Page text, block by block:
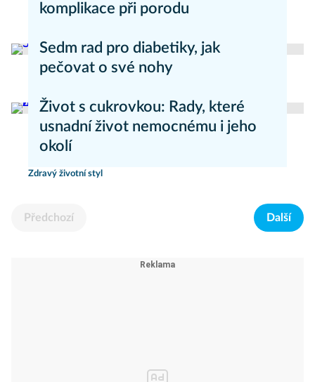
komplikace při porodu
Sedm rad pro diabetiky, jak
pečovat o své nohy
Život s cukrovkou: Rady, které
usnadní život nemocnému i jeho
okolí
Zdravý životní styl
Předchozí Další